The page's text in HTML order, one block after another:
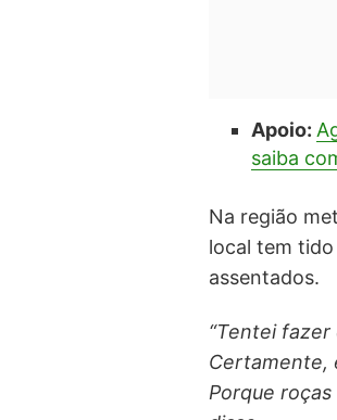
Apoio:
saiba
Na região
local tem
assentados.
“Tentei
Certamente,
Porque